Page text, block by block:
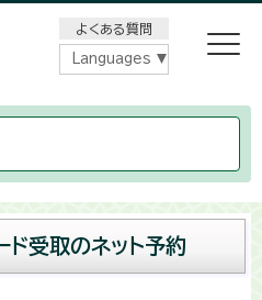
よくある質問
Languages
ド受取のネット予約